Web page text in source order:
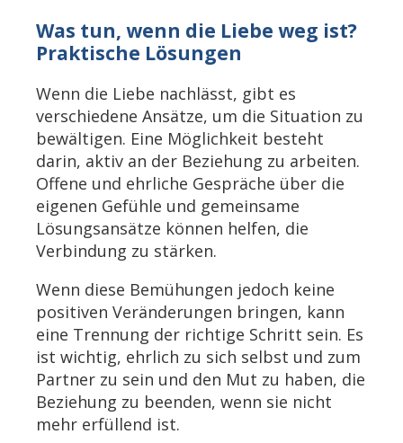
Was tun, wenn die Liebe weg ist?
Praktische Lösungen
Wenn die Liebe nachlässt, gibt es
verschiedene Ansätze, um die Situation zu
bewältigen. Eine Möglichkeit besteht
darin, aktiv an der Beziehung zu arbeiten.
Offene und ehrliche Gespräche über die
eigenen Gefühle und gemeinsame
Lösungsansätze können helfen, die
Verbindung zu stärken.
Wenn diese Bemühungen jedoch keine
positiven Veränderungen bringen, kann
eine Trennung der richtige Schritt sein. Es
ist wichtig, ehrlich zu sich selbst und zum
Partner zu sein und den Mut zu haben, die
Beziehung zu beenden, wenn sie nicht
mehr erfüllend ist.